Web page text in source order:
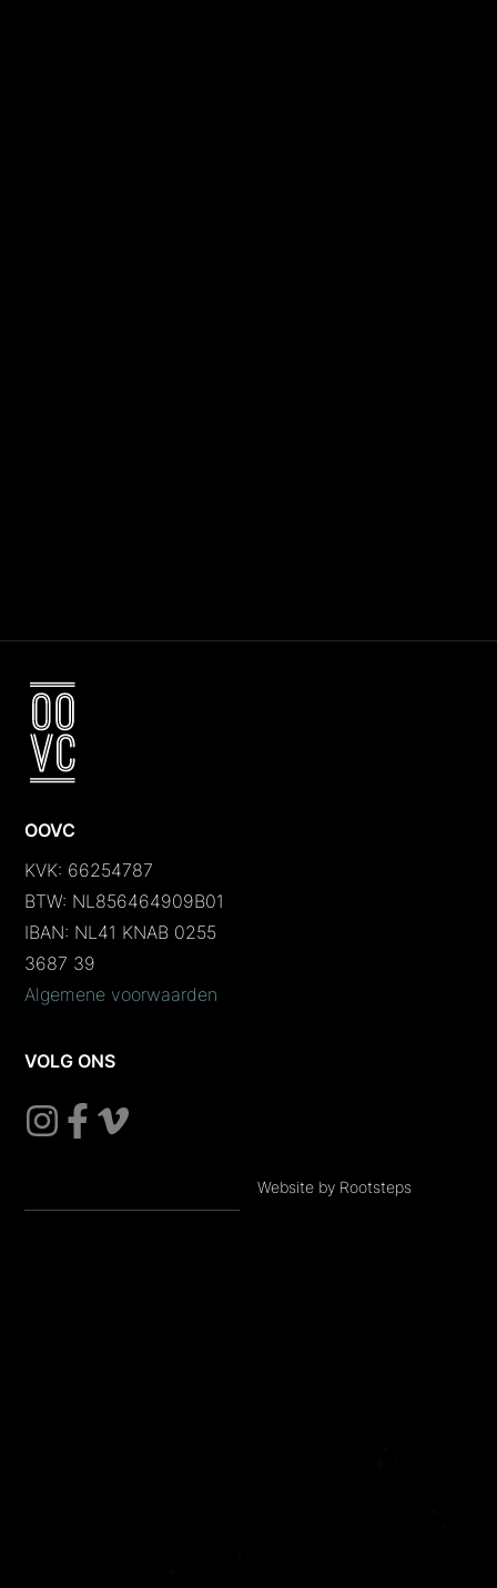
OOVC
KVK: 66254787
BTW: NL856464909B01
IBAN: NL41 KNAB 0255
3687 39
Algemene voorwaarden
VOLG ONS
Website by Rootsteps